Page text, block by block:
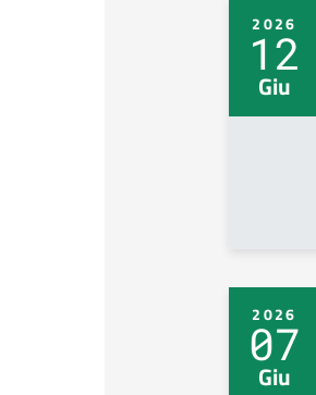
2026
12
Giu
2026
07
Giu